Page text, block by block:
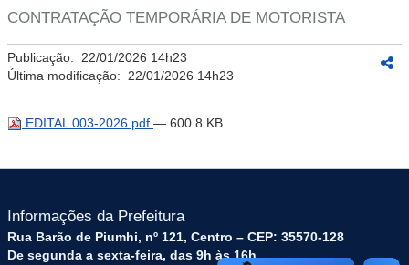
CONTRATAÇÃO TEMPORÁRIA DE MOTORISTA
Publicação: 22/01/2026 14h23
Última modificação: 22/01/2026 14h23
EDITAL 003-2026.pdf — 600.8 KB
Informações da Prefeitura
Rua Barão de Piumhi, nº 121, Centro – CEP: 35570-128
De segunda a sexta-feira, das 9h às 16h